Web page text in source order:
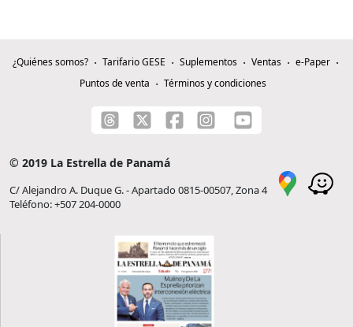
¿Quiénes somos? Tarifario GESE Suplementos Ventas
e-Paper
Puntos de venta
Términos y condiciones
© 2019 La Estrella de Panamá
C/ Alejandro A. Duque G. - Apartado 0815-00507, Zona 4
Teléfono: +507 204-0000